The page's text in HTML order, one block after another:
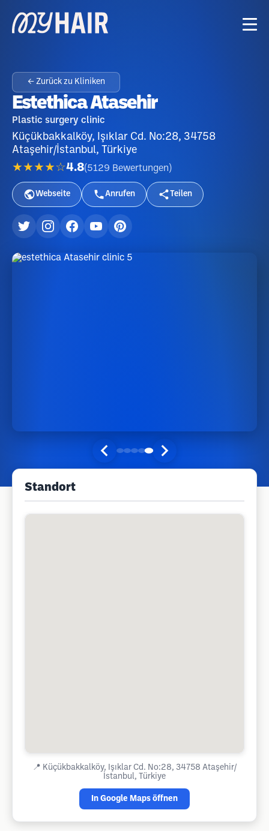
← Zurück zu Kliniken
Estethica Atasehir
Plastic surgery clinic
Küçükbakkalköy, Işıklar Cd. No:28, 34758
Ataşehir/İstanbul, Türkiye
★★★★☆4.8(5129 Bewertungen )
Webseite Anrufen Teilen
Standort
📍 Küçükbakkalköy, Işıklar Cd. No:28, 34758 Ataşehir/
İstanbul, Türkiye
In Google Maps öffnen